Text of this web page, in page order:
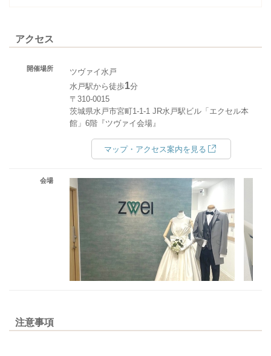
アクセス
開催場所
ツヴァイ水戸
水戸駅から徒歩1分
〒310-0015
茨城県水戸市宮町1-1-1 JR水戸駅ビル「エクセル本
館」6階『ツヴァイ会場』
マップ・アクセス案内を見る
会場
注意事項